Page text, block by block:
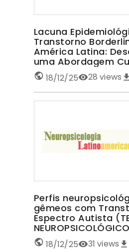
Lacuna
Transtorno
América Latina:
uma Abordagem
Sensível
BORDERLINE NA
18/12/25 28 views
Perfis
gêmeos com
Espectro Autista
COM TEA
18/12/25 31 views